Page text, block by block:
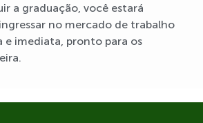
a graduação, você estará
no mercado de trabalho
e imediata, pronto para os